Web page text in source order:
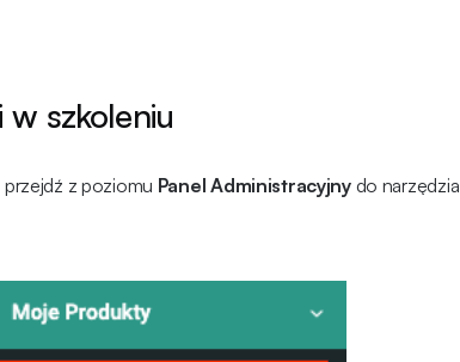
w szkoleniu
z poziomu Panel Administracyjnydo narzędzia